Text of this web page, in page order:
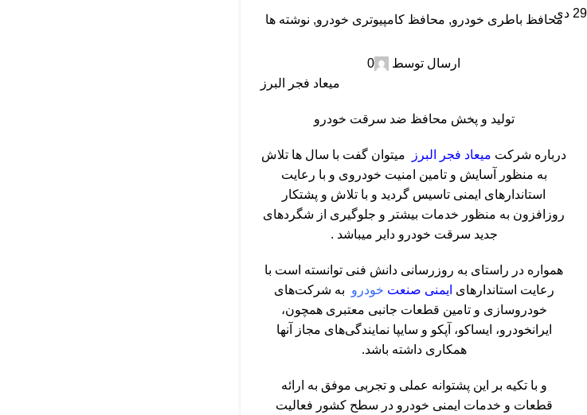
29 دیمحافظ باطری خودرو, محافظ کامپیوتری خودرو, نوشته ها
ارسال توسط
0
میعاد فجر البرز
تولید و پخش محافظ ضد سرقت خودرو
درباره شرکت میعاد فجر البرز
میتوان گفت با سال ها تلاش
به منظور آسایش و تامین امنیت خودروی و با رعایت
استاندارهای ایمنی تاسیس گردید و با تلاش و پشتکار
روزافزون به منظور خدمات بیشتر و جلوگیری از شگردهای
جدید سرقت خودرو دایر میباشد .
همواره در راستای به روزرسانی دانش فنی توانسته است با
رعایت استاندارهای ایمنی صنعت خودرو به شرکت‌های
خودروسازی و تامین قطعات جانبی معتبری همچون،
ایرانخودرو، ایساکو، آپکو و سایپا نمایندگی‌های مجاز آنها
همکاری داشته باشد.
و با تکیه بر این پشتوانه عملی و تجربی موفق به ارائه
قطعات و خدمات ایمنی خودرو در سطح کشور فعالیت